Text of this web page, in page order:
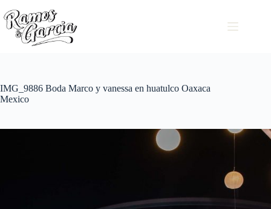
IMG_9886 Boda Marco y vanessa en huatulco Oaxaca
Mexico